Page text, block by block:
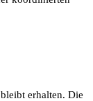
erhalten. Die